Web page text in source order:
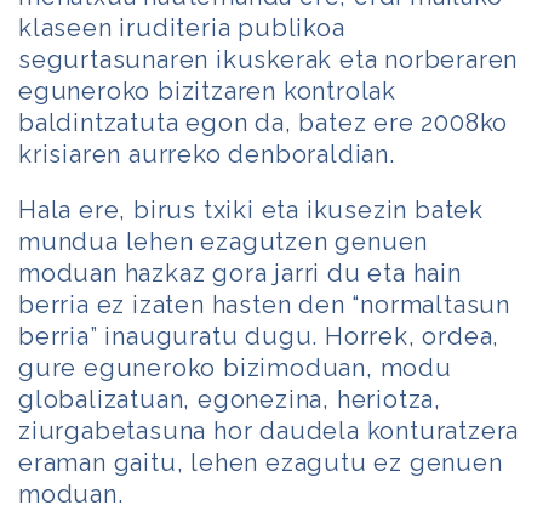
klaseen iruditeria publikoa
segurtasunaren ikuskerak eta norberaren
eguneroko bizitzaren kontrolak
baldintzatuta egon da, batez ere 2008ko
krisiaren aurreko denboraldian.
Hala ere, birus txiki eta ikusezin batek
mundua lehen ezagutzen genuen
moduan hazkaz gora jarri du eta hain
berria ez izaten hasten den “normaltasun
berria” inauguratu dugu. Horrek, ordea,
gure eguneroko bizimoduan, modu
globalizatuan, egonezina, heriotza,
ziurgabetasuna hor daudela konturatzera
eraman gaitu, lehen ezagutu ez genuen
moduan.